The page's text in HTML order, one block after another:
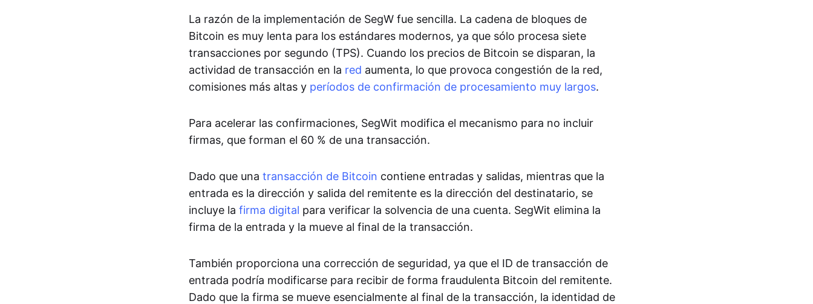
La razón de la implementación de SegW fue sencilla. La cadena de bloques de
Bitcoin es muy lenta para los estándares modernos, ya que sólo procesa siete
transacciones por segundo (TPS). Cuando los precios de Bitcoin se disparan, la
actividad de transacción en la red aumenta, lo que provoca congestión de la red,
comisiones más altas y períodos de confirmación de procesamiento muy largos.
Para acelerar las confirmaciones, SegWit modifica el mecanismo para no incluir
firmas, que forman el 60 % de una transacción.
Dado que una transacción de Bitcoin contiene entradas y salidas, mientras que la
entrada es la dirección y salida del remitente es la dirección del destinatario, se
incluye la firma digital para verificar la solvencia de una cuenta. SegWit elimina la
firma de la entrada y la mueve al final de la transacción.
También proporciona una corrección de seguridad, ya que el ID de transacción de
entrada podría modificarse para recibir de forma fraudulenta Bitcoin del remitente.
Dado que la firma se mueve esencialmente al final de la transacción, la identidad de